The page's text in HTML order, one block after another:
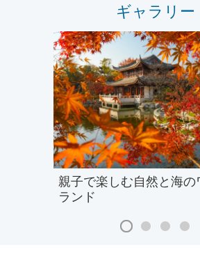
ギャラリー
親子で楽しむ自然と海の
ランド